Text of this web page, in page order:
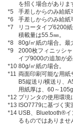
を招く場合がありま
*5
手差しからのみ給紙
*6
手差しからのみ給紙
*7
リコータイプ6200
積載量は55.5㎜。
*8
80g/㎡紙の場合。最
*9
2000枚フィニッシ
イプ9000の追加が必
*10 80g/㎡紙の場合。
*11 両面印刷可能な用紙
B5縦送り/横送り、
用紙厚は、60～
*12 プリンタの使用環境
*13 ISO7779に基づく実
*14 USB、Bluetooth®イ
るものではありませ